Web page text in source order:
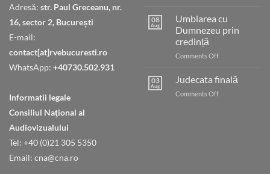
Adresă: str. Paul Greceanu, nr.
16, sector 2, București
E-mail:
contact[at]rvebucuresti.ro
WhatsApp: +40730.502.931
Informatii legale
Consiliul Naţional al
Audiovizualului
Tel: +40 (0)21 305 5350
Email: cna@cna.ro
08
Aug
Umblarea cu
Dumnezeu prin
credință
Comments Offon
cu
Dumnezeu
prin
03
Aug
Judecata finală
Comments Offon